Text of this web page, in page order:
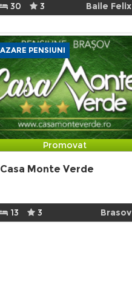
30 3 Baile Felix
PENSIUNI
Promovat
Casa Monte Verde
13 3 Brasov